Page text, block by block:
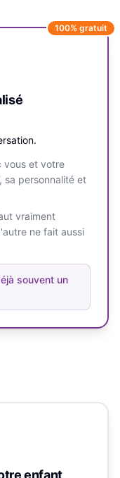
100% gratuit
vous et votre
sa personnalité et
vraiment
ne fait aussi
souvent un
enfant